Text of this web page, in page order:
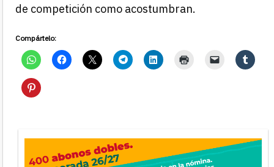
de competición como acostumbran.
Compártelo: